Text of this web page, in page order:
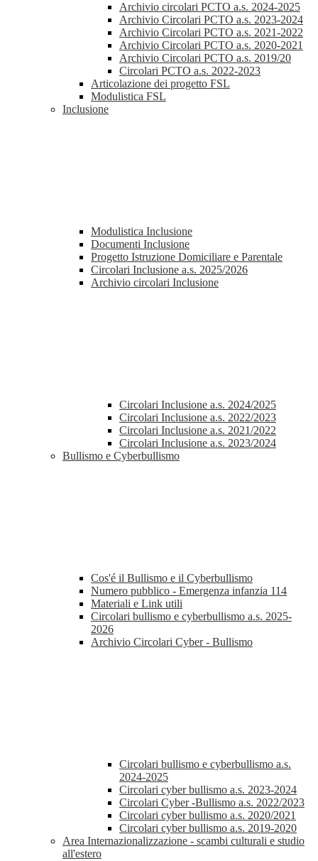
Archivio circolari PCTO a.s. 2024-2025
Archivio Circolari PCTO a.s. 2023-2024
Archivio Circolari PCTO a.s. 2021-2022
Archivio Circolari PCTO a.s. 2020-2021
Archivio Circolari PCTO a.s. 2019/20
Circolari PCTO a.s. 2022-2023
Articolazione dei progetto FSL
Modulistica FSL
Inclusione
Modulistica Inclusione
Documenti Inclusione
Progetto Istruzione Domiciliare e Parentale
Circolari Inclusione a.s. 2025/2026
Archivio circolari Inclusione
Circolari Inclusione a.s. 2024/2025
Circolari Inclusione a.s. 2022/2023
Circolari Inclusione a.s. 2021/2022
Circolari Inclusione a.s. 2023/2024
Bullismo e Cyberbullismo
Cos'é il Bullismo e il Cyberbullismo
Numero pubblico - Emergenza infanzia 114
Materiali e Link utili
Circolari bullismo e cyberbullismo a.s. 2025-
2026
Archivio Circolari Cyber - Bullismo
Circolari bullismo e cyberbullismo a.s.
2024-2025
Circolari cyber bullismo a.s. 2023-2024
Circolari Cyber -Bullismo a.s. 2022/2023
Circolari cyber bullismo a.s. 2020/2021
Circolari cyber bullismo a.s. 2019-2020
Area Internazionalizzazione - scambi culturali e studio
all'estero